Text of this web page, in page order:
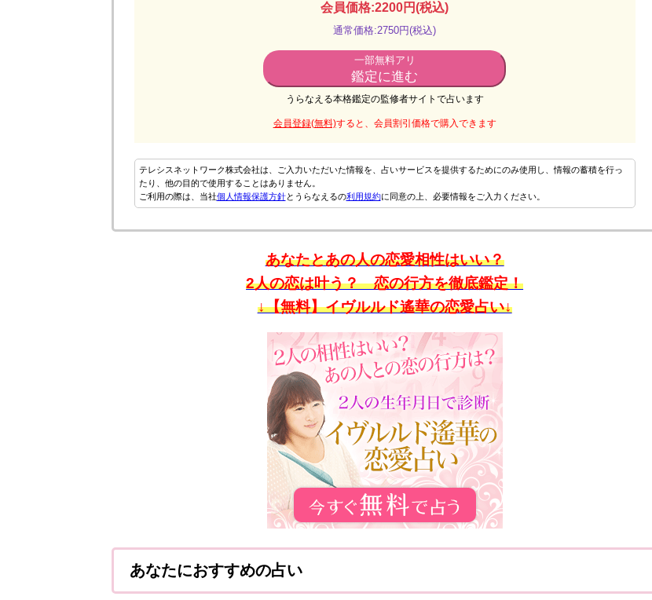
会員価格:2200円(税込)
通常価格:2750円(税込)
一部無料アリ
鑑定に進む
うらなえる本格鑑定の監修者サイトで占います
会員登録(無料)すると、会員割引価格で購入できます
テレシスネットワーク株式会社は、ご入力いただいた情報を、占いサービスを提供するためにのみ使用し、情報の蓄積を行っ
たり、他の目的で使用することはありません。
ご利用の際は、当社個人情報保護方針とうらなえるの利用規約に同意の上、必要情報をご入力ください。
あなたとあの人の恋愛相性はいい？
2人の恋は叶う？ 恋の行方を徹底鑑定！
↓【無料】イヴルルド遙華の恋愛占い↓
あなたにおすすめの占い